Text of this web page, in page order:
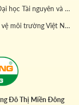
Trường Đại học Tài nguyên và Môi trường
Quỹ Bảo vệ môi trường Việt Nam
Đô Thị Miền Đông